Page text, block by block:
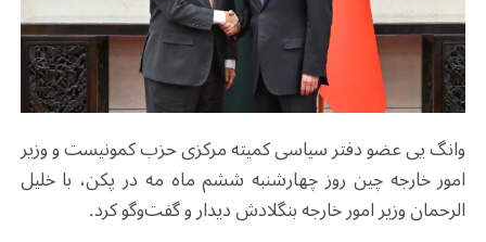
وانگ یی عضو دفتر سیاسی کمیته مرکزی حزب کمونیست و وزیر
امور خارجه چین روز چهارشنبه ششم ماه مه در پکن، با خلیل
الرحمان وزیر امور خارجه بنگلادش دیدار و گفت‌وگو کرد.